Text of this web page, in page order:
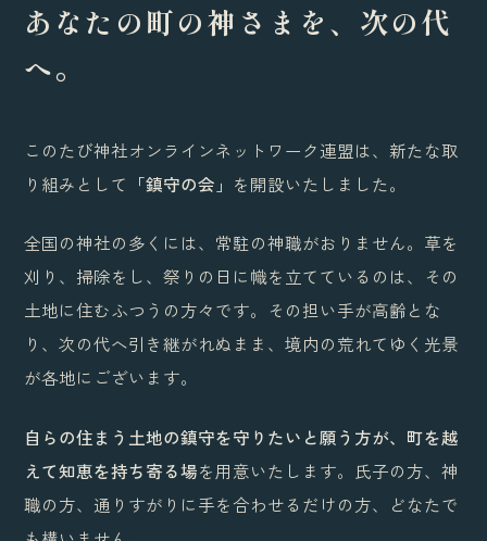
あなたの町の神さまを、次の代
へ。
このたび神社オンラインネットワーク連盟は、新たな取
り組みとして 「鎮守の会」 を開設いたしました。
全国の神社の多くには、常駐の神職がおりません。草を
刈り、掃除をし、祭りの日に幟を立てているのは、その
土地に住むふつうの方々です。その担い手が高齢とな
り、次の代へ引き継がれぬまま、境内の荒れてゆく光景
が各地にございます。
自らの住まう土地の鎮守を守りたいと願う方が、町を越
えて知恵を持ち寄る場を用意いたします。氏子の方、神
職の方、通りすがりに手を合わせるだけの方、どなたで